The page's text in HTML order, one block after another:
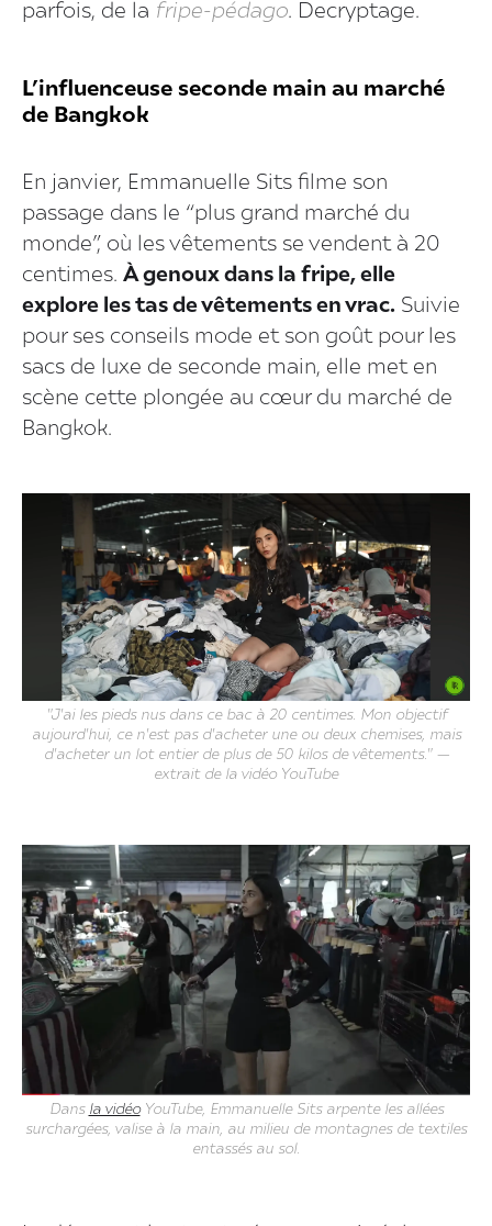
parfois, de la fripe-pédago. Decryptage.
L’influenceuse seconde main au marché
de Bangkok
En janvier, Emmanuelle Sits filme son
passage dans le “plus grand marché du
monde”, où les vêtements se vendent à 20
centimes. À genoux dans la fripe, elle
explore les tas de vêtements en vrac. Suivie
pour ses conseils mode et son goût pour les
sacs de luxe de seconde main, elle met en
scène cette plongée au cœur du marché de
Bangkok.
"J'ai les pieds nus dans ce bac à 20 centimes. Mon objectif
aujourd'hui, ce n'est pas d'acheter une ou deux chemises, mais
d'acheter un lot entier de plus de 50 kilos de vêtements." —
extrait de la vidéo YouTube
Dans la vidéoYouTube, Emmanuelle Sits arpente les allées
surchargées, valise à la main, au milieu de montagnes de textiles
entassés au sol.